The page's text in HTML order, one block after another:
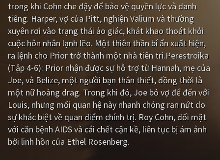
Bí ẩn Lịch sử
Viễn Tây Tiểu sử
GameShow DramaTV
QUỐC GIA
Âu - Mỹ Trung Quốc - Hồng Kông
Hàn Quốc Nhật Bản
Ấn Độ Việt Nam
trong khi Cohn che đậy để bảo vệ quyền lực và danh
tiếng. Harper, vợ của Pitt, nghiện Valium và thường
xuyên rơi vào trạng thái ảo giác, khát khao thoát khỏi
cuộc hôn nhân lạnh lẽo. Một thiên thần bí ẩn xuất hiện,
ra lệnh cho Prior trở thành một nhà tiên tri.Perestroika
(Tập 4-6): Prior nhận được sự hỗ trợ từ Hannah, mẹ của
Joe, và Belize, một người bạn thân thiết, đồng thời là
một nữ hoàng drag. Trong khi đó, Joe bỏ vợ để đến với
Louis, nhưng mối quan hệ này nhanh chóng rạn nứt do
sự khác biệt về quan điểm chính trị. Roy Cohn, đối mặt
với căn bệnh AIDS và cái chết cận kề, liên tục bị ám ảnh
bởi linh hồn của Ethel Rosenberg.